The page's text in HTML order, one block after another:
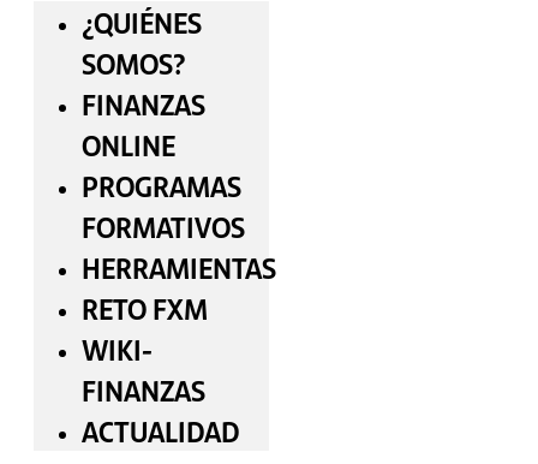
¿QUIÉNES
SOMOS?
FINANZAS
ONLINE
PROGRAMAS
FORMATIVOS
HERRAMIENTAS
RETO FXM
WIKI-
FINANZAS
ACTUALIDAD